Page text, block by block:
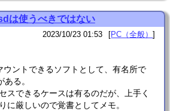
は使うべきではない
2023/10/23 01:53 PC（全般）
ントできるソフトとして、有名所で
る。
スできるケースは有るのだが、上手く
に厳しいので覚書としてメモ。